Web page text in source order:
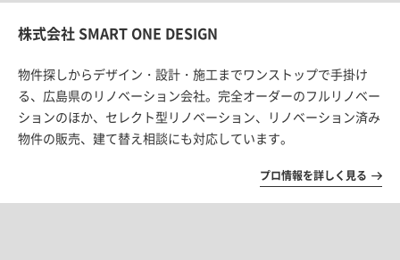
株式会社 SMART ONE DESIGN
物件探しからデザイン・設計・施工までワンストップで手掛け
る、広島県のリノベーション会社。 完全オーダーのフルリノベー
ションのほか、セレクト型リノベーション、リノベーション済み
物件の販売、建て替え相談にも対応しています。
プロ情報を詳しく見る